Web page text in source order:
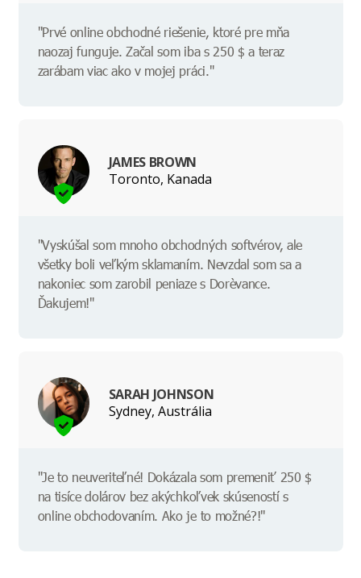
"Prvé online obchodné riešenie, ktoré pre mňa
naozaj funguje. Začal som iba s 250 $ a teraz
zarábam viac ako v mojej práci."
JAMES BROWN
Toronto, Kanada
"Vyskúšal som mnoho obchodných softvérov, ale
všetky boli veľkým sklamaním. Nevzdal som sa a
nakoniec som zarobil peniaze s Dorèvance.
Ďakujem!"
SARAH JOHNSON
Sydney, Austrália
"Je to neuveriteľné! Dokázala som premeniť 250 $
na tisíce dolárov bez akýchkoľvek skúseností s
online obchodovaním. Ako je to možné?!"